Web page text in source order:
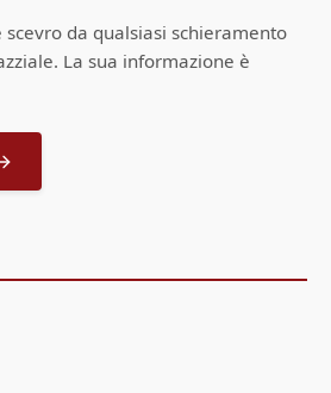
da qualsiasi schieramento
La sua informazione è